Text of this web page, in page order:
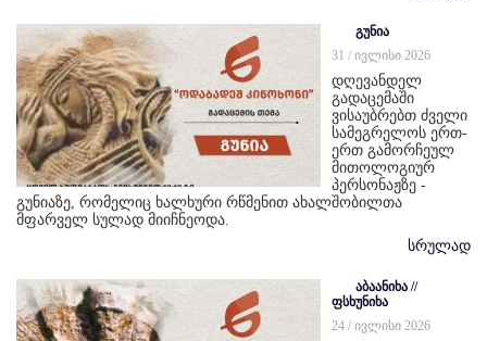
გუნია
31 / ივლისი 2026
დღევანდელ
გადაცემაში
ვისაუბრებთ ძველი
სამეგრელოს ერთ-
ერთ გამორჩეულ
მითოლოგიურ
პერსონაჟზე -
გუნიაზე, რომელიც ხალხური რწმენით ახალშობილთა
მფარველ სულად მიიჩნეოდა.
სრულად
აბაანიხა //
ფსხუნიხა
24 / ივლისი 2026